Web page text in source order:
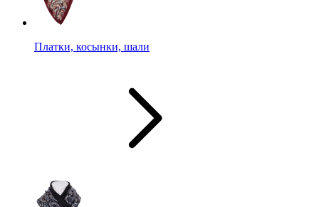
Платки, косынки, шали